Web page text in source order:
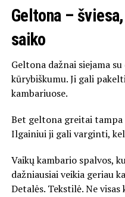
Geltona –
saiko
Geltona dažnai siejama
kūrybiškumu. Ji gali
kambariuose.
Bet geltona greitai tampa
Ilgainiui ji gali varginti,
Vaikų kambario spalvos,
dažniausiai veikia geriau
Detalės. Tekstilė. Ne visas